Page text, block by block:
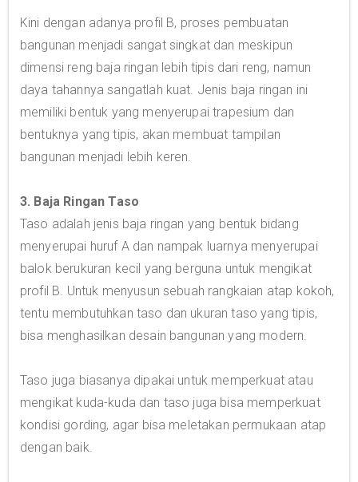
Kini dengan adanya profil B, proses pembuatan
bangunan menjadi sangat singkat dan meskipun
dimensi reng baja ringan lebih tipis dari reng, namun
daya tahannya sangatlah kuat. Jenis baja ringan ini
memiliki bentuk yang menyerupai trapesium dan
bentuknya yang tipis, akan membuat tampilan
bangunan menjadi lebih keren.
3. Baja Ringan Taso
Taso adalah jenis baja ringan yang bentuk bidang
menyerupai huruf A dan nampak luarnya menyerupai
balok berukuran kecil yang berguna untuk mengikat
profil B. Untuk menyusun sebuah rangkaian atap kokoh,
tentu membutuhkan taso dan ukuran taso yang tipis,
bisa menghasilkan desain bangunan yang modern.
Taso juga biasanya dipakai untuk memperkuat atau
mengikat kuda-kuda dan taso juga bisa memperkuat
kondisi gording, agar bisa meletakan permukaan atap
dengan baik.